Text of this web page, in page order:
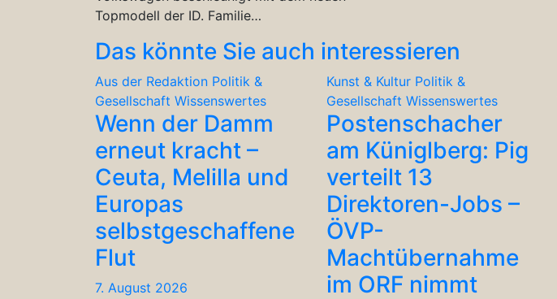
Topmodell der ID. Familie…
Das könnte Sie auch interessieren
Aus der Redaktion Politik &
Gesellschaft Wissenswertes
Wenn der Damm
erneut kracht –
Ceuta, Melilla und
Europas
selbstgeschaffene
Flut
7. August 2026
Kunst & Kultur Politik &
Gesellschaft Wissenswertes
Postenschacher
am Küniglberg: Pig
verteilt 13
Direktoren-Jobs –
ÖVP-
Machtübernahme
im ORF nimmt